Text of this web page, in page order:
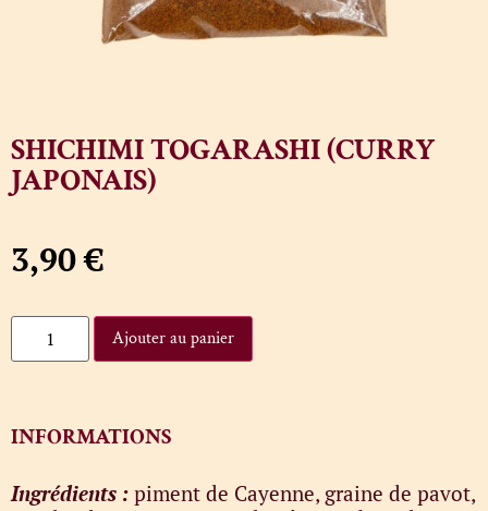
SHICHIMI TOGARASHI (CURRY
JAPONAIS)
3,90€
Ajouter au panier
INFORMATIONS
Ingrédients : piment de Cayenne, graine de pavot,